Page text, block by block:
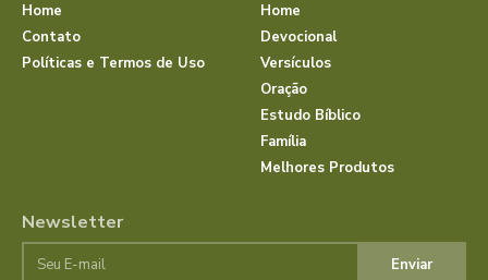
Home
Contato
Políticas e Termos de Uso
Home
Devocional
Versículos
Oração
Estudo Bíblico
Família
Melhores Produtos
Newsletter
Enviar